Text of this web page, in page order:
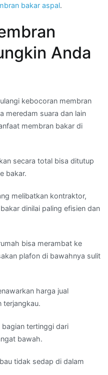
bakar aspal.
Anda
kebocoran membran
meredam suara dan lain
membran bakar di
secara total bisa ditutup
bakar.
melibatkan kontraktor,
dinilai paling efisien dan
bisa merambat ke
plafon di bawahnya sulit
harga jual
terjangkau.
tertinggi dari
bawah.
tidak sedap di dalam